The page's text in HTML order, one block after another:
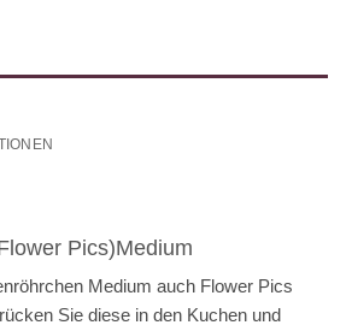
Pics)Medium
Medium auch Flower Pics
Sie diese in den Kuchen und